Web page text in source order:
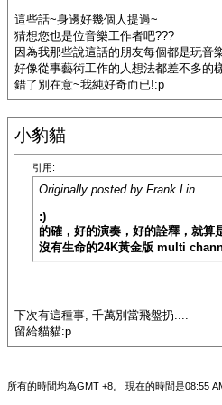
這些話~身邊好幾個人提過~
猜想您也是位音樂工作者吧???
因為我那些說這話的朋友每個都是玩音
好像從事藝術工作的人想法都差不多的
錯了別在意~我純好奇而已!:p
小豹貓
引用:
Originally posted by Frank Lin
:)
的確，好的演奏，好的詮釋，就算
沒有生命的24K黃金版 multi
下次有這種事, 千萬別當飛盤扔....
留給貓貓:p
所有的時間均為GMT +8。 現在的時間是08:55